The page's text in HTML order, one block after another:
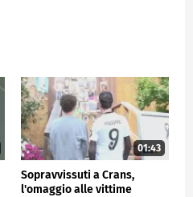
01:43
Sopravvissuti a Crans,
l'omaggio alle vittime